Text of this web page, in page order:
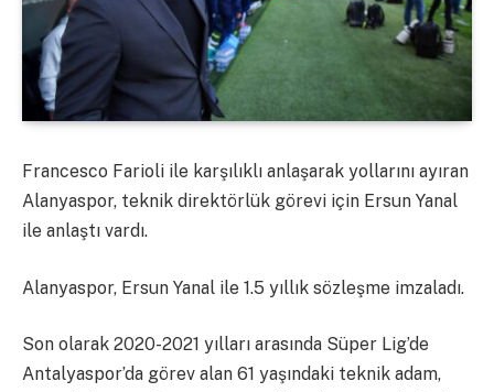
Francesco Farioli ile karşılıklı anlaşarak yollarını ayıran
Alanyaspor, teknik direktörlük görevi için Ersun Yanal
ile anlaştı vardı.
Alanyaspor, Ersun Yanal ile 1.5 yıllık sözleşme imzaladı.
Son olarak 2020-2021 yılları arasında Süper Lig’de
Antalyaspor’da görev alan 61 yaşındaki teknik adam,